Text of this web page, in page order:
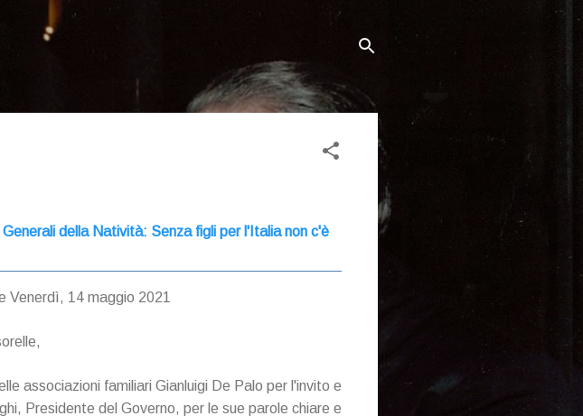
principali
della Natività: Senza figli per l'Italia non c'è
Venerdì, 14 maggio 2021
associazioni familiari Gianluigi De Palo per l'invito e
Presidente del Governo, per le sue parole chiare e